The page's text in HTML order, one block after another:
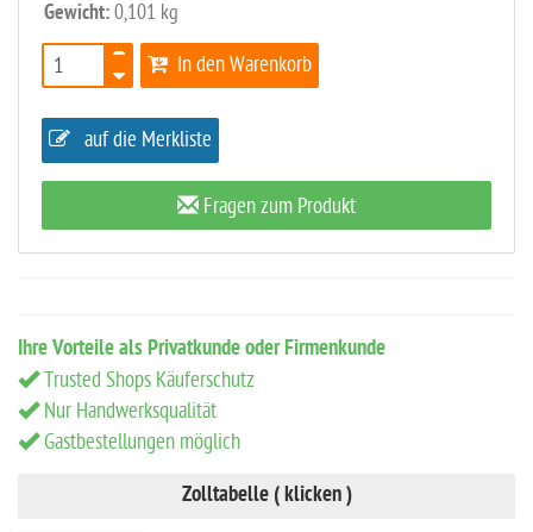
Gewicht: 0,101 kg
In den Warenkorb
auf die Merkliste
Fragen zum Produkt
Ihre Vorteile als Privatkunde oder Firmenkunde
Trusted Shops Käuferschutz
Nur Handwerksqualität
Gastbestellungen möglich
Zolltabelle ( klicken )